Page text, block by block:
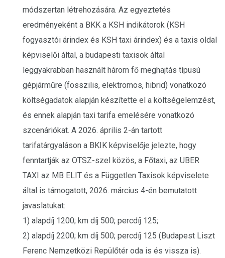
módszertan létrehozására. Az egyeztetés
eredményeként a BKK a KSH indikátorok (KSH
fogyasztói árindex és KSH taxi árindex) és a taxis oldal
képviselői által, a budapesti taxisok által
leggyakrabban használt három fő meghajtás típusú
gépjárműre (fosszilis, elektromos, hibrid) vonatkozó
költségadatok alapján készítette el a költségelemzést,
és ennek alapján taxi tarifa emelésére vonatkozó
szcenáriókat. A 2026. április 2-án tartott
tarifatárgyaláson a BKIK képviselője jelezte, hogy
fenntartják az OTSZ-szel közös, a Főtaxi, az UBER
TAXI az MB ELIT és a Független Taxisok képviselete
által is támogatott, 2026. március 4-én bemutatott
javaslatukat:
1) alapdíj 1200; km díj 500; percdíj 125;
2) alapdíj 2200; km díj 500; percdíj 125 (Budapest Liszt
Ferenc Nemzetközi Repülőtér oda is és vissza is).